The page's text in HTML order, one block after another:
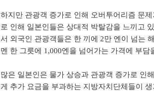
하지만 관광객 증가로 인해 오버투어리즘 문
로 인해 일본인들은 상대적 박탈감을 느끼고
서 외국인 관광객들은 한 끼에 2만 엔이 넘는
멘 한 그릇에 1,000엔을 넘어가는 가격에 부담
많은 일본인은 물가 상승과 관광객 증가로 인
게 추가 요금을 부과하는 지방자치단체들이